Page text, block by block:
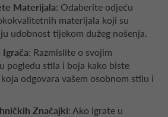
Materijala: Odaberite odjeću
materijala koji su
udobnost tijekom dužeg nošenja.
Igrača: Razmislite o svojim
pogledu stila i boja kako biste
odgovara vašem osobnom stilu i
Značajki: Ako igrate u